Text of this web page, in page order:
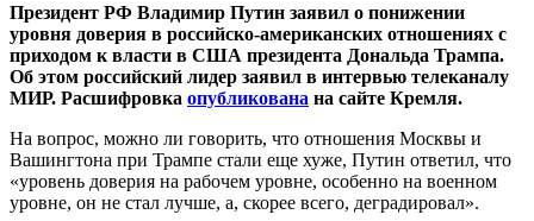
Президент РФ Владимир Путин заявил о понижении
уровня доверия в российско-американских отношениях с
приходом к власти в США президента Дональда Трампа.
Об этом российский лидер заявил в интервью телеканалу
МИР. Расшифровка опубликована на сайте Кремля.
На вопрос, можно ли говорить, что отношения Москвы и
Вашингтона при Трампе стали еще хуже, Путин ответил, что
«уровень доверия на рабочем уровне, особенно на военном
уровне, он не стал лучше, а, скорее всего, деградировал».